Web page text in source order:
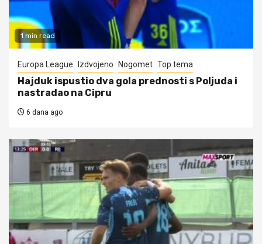
1 min read
Europa League Izdvojeno Nogomet Top tema
Hajduk ispustio dva gola prednosti s Poljuda i
nastradao na Cipru
6 dana ago